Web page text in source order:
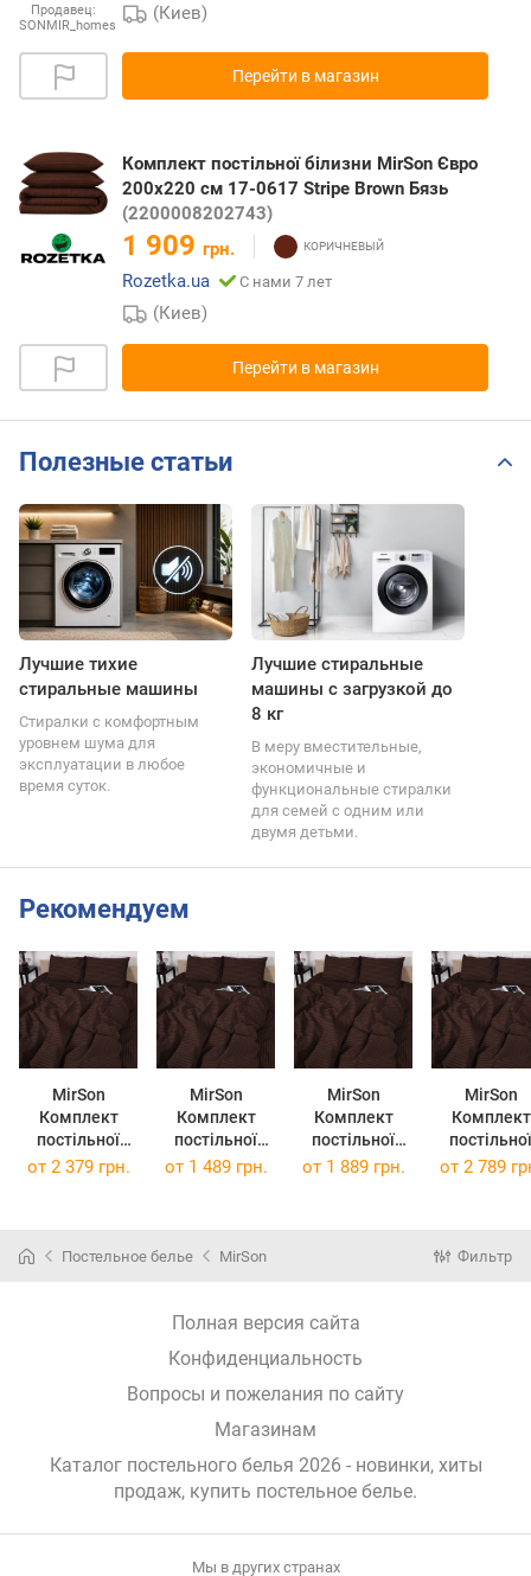
Продавец:
SONMIR_homes
(Киев)
Перейти в магазин
Комплект постільної білизни MirSon Євро
200х220 см 17-0617 Stripe Brown Бязь
(2200008202743)
1 909 грн.
Rozetka.ua
С нами 7 лет
(Киев)
Перейти в магазин
Полезные статьи
Лучшие тихие
стиральные машины
Стиралки с комфортным
уровнем шума для
эксплуатации в любое
время суток.
Лучшие стиральные
машины с загрузкой до
8 кг
В меру вместительные,
экономичные и
функциональные стиралки
для семей с одним или
двумя детьми.
Рекомендуем
MirSon
Комплект
постільної
білизни Бязь
MirSon
Комплект
постільної
білизни Бязь
MirSon
Комплект
постільної
білизни Бязь
MirSon
Комплект
постільної
білизни Бязь
от 2 379 грн. от 1 489 грн. от 1 889 грн. от 2 789
Постельное белье MirSon Фильтр
Полная версия сайта
Конфиденциальность
Вопросы и пожелания по сайту
Магазинам
Каталог постельного белья 2026 - новинки, хиты
продаж, купить постельное белье.
Мы в других странах